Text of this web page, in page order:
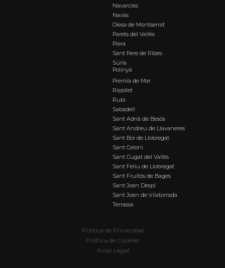
Navarcles
Navàs
Olesa de Montserrat
Parets del Vallès
Piera
Sant Pere de Ribes
Súria
Polinyà
Premià de Mar
Ripollet
Rubí
Sabadell
Sant Adrià de Besòs
Sant Andreu de Llavaneres
Sant Boi de Llobregat
Sant Celoni
Sant Cugat del Vallès
Sant Feliu de Llobregat
Sant Fruitós de Bages
Sant Joan Despí
Sant Joan de Vilatorrada
Terrassa
Política de Privacidad
Política de Cookies
Aviso Legal